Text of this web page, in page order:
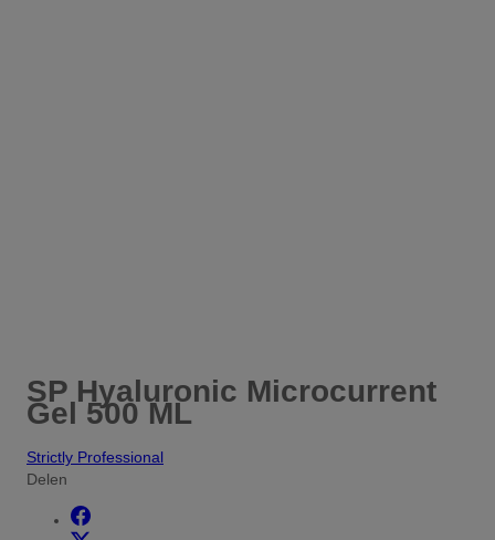
SP Hyaluronic Microcurrent
Gel 500 ML
Strictly Professional
Delen